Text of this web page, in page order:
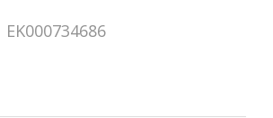
EK000734686